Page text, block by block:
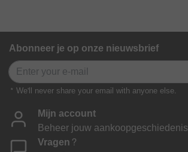
Abonneer je op onze nieuwsbrief
* We'll never share your email with anyone else.
Mijn account
Beheer jouw aankoopgeschiedenis
Vragen?